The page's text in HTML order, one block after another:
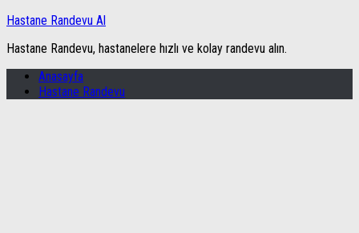
Hastane Randevu Al
Hastane Randevu, hastanelere hızlı ve kolay randevu alın.
Anasayfa
Hastane Randevu